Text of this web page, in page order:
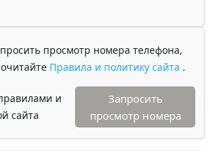
просмотр номера телефона,
Правила и политику сайта .
и
сайта
Запросить
просмотр номера